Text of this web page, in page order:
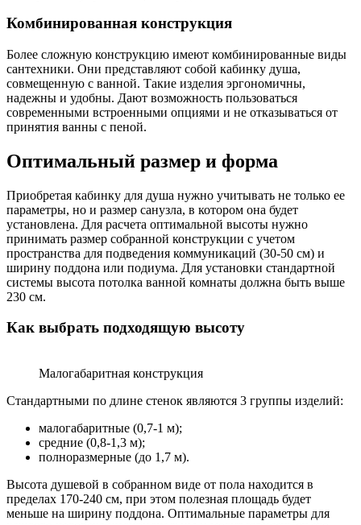
Комбинированная конструкция
Более сложную конструкцию имеют комбинированные виды
сантехники. Они представляют собой кабинку душа,
совмещенную с ванной. Такие изделия эргономичны,
надежны и удобны. Дают возможность пользоваться
современными встроенными опциями и не отказываться от
принятия ванны с пеной.
Оптимальный размер и форма
Приобретая кабинку для душа нужно учитывать не только ее
параметры, но и размер санузла, в котором она будет
установлена. Для расчета оптимальной высоты нужно
принимать размер собранной конструкции с учетом
пространства для подведения коммуникаций (30-50 см) и
ширину поддона или подиума. Для установки стандартной
системы высота потолка ванной комнаты должна быть выше
230 см.
Как выбрать подходящую высоту
Малогабаритная конструкция
Стандартными по длине стенок являются 3 группы изделий:
малогабаритные (0,7-1 м);
средние (0,8-1,3 м);
полноразмерные (до 1,7 м).
Высота душевой в собранном виде от пола находится в
пределах 170-240 см, при этом полезная площадь будет
меньше на ширину поддона. Оптимальные параметры для